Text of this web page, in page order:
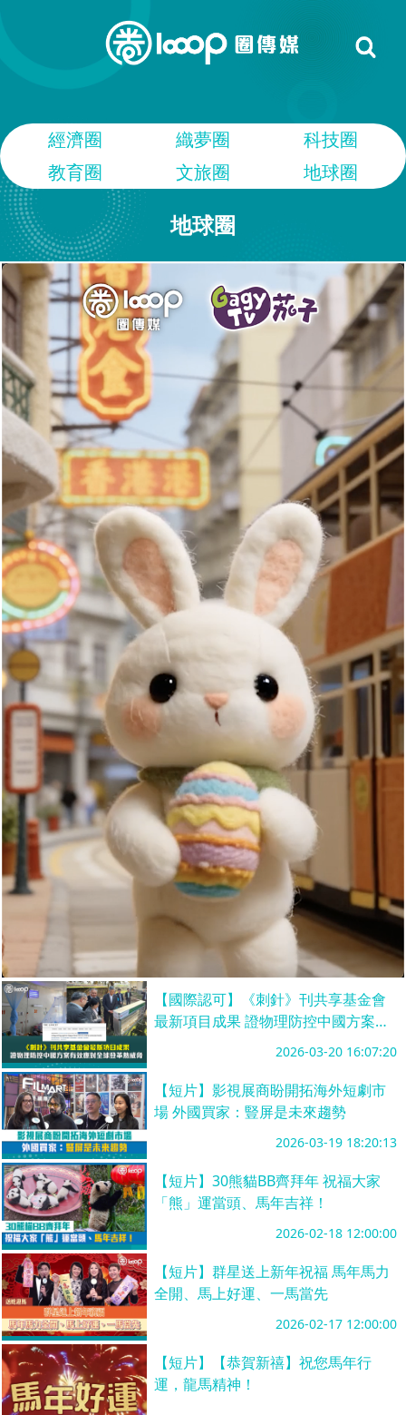
經濟圈 織夢圈
科技圈
教育圈
文旅圈 地球圈
地球圈
【國際認可】《刺針》刊共享基金會
最新項目成果 證物理防控中國方案有
效應對全球登革熱威脅2026-03-20 16:07:20
【短片】影視展商盼開拓海外短劇市
場 外國買家：豎屏是未來趨勢
2026-03-19 18:20:13
【短片】30熊貓BB齊拜年 祝福大家
「熊」運當頭、馬年吉祥！
2026-02-18 12:00:00
【短片】群星送上新年祝福 馬年馬力
全開、馬上好運、一馬當先
2026-02-17 12:00:00
【短片】【恭賀新禧】祝您馬年行
運，龍馬精神！